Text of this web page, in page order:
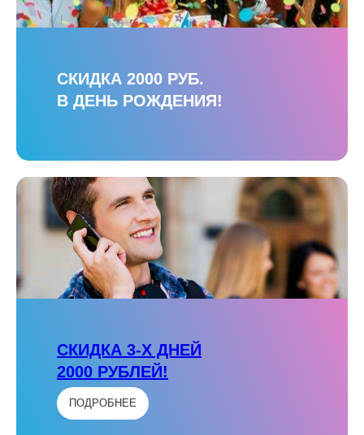
СКИДКА 2000 РУБ.
В ДЕНЬ РОЖДЕНИЯ!
СКИДКА 3-Х ДНЕЙ
2000 РУБЛЕЙ!
ПОДРОБНЕЕ